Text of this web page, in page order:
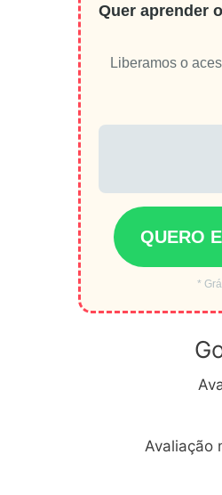
Quer aprender
Liberamos o
QUERO
*
Avaliação